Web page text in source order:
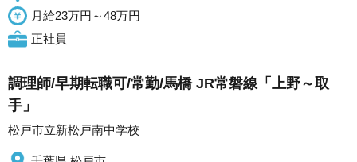
月給23万円～48万円
正社員
調理師/早期転職可/常勤/馬橋 JR常磐線「上野～取
手」
松戸市立新松戸南中学校